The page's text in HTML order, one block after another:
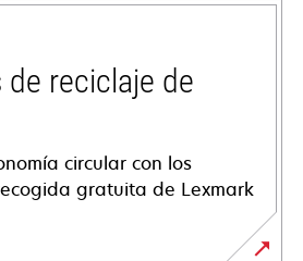
de reciclaje de
circular con los
gratuita de Lexmark